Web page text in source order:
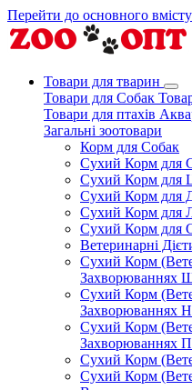
Перейти до основного вмісту
Товари для тварин
Товари для Собак
Товари для птахів
Загальні зоотовари
Корм для Собак
Сухий Корм для
Сухий Корм для
Сухий Корм для
Сухий Корм для
Сухий Корм для
Ветеринарні
Сухий Корм
Захворюваннях
Сухий Корм
Захворюваннях
Сухий Корм
Захворюваннях
Сухий Корм
Сухий Корм